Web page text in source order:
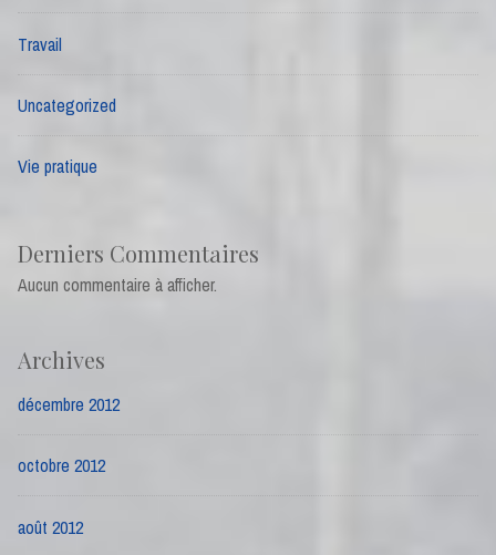
Travail
Uncategorized
Vie pratique
Derniers Commentaires
Aucun commentaire à afficher.
Archives
décembre 2012
octobre 2012
août 2012